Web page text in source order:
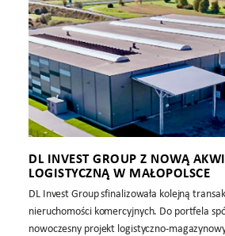
DL INVEST GROUP Z NOWĄ
LOGISTYCZNĄ W MAŁOPOLSCE
DL Invest Group sfinalizowała kolejną
nieruchomości komercyjnych. Do portfela
nowoczesny projekt logistyczno-